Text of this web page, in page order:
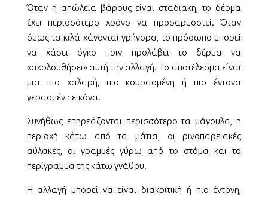
Όταν η απώλεια βάρους είναι σταδιακή, το δέρμα
έχει περισσότερο χρόνο να προσαρμοστεί. Όταν
όμως τα κιλά χάνονται γρήγορα, το πρόσωπο μπορεί
να χάσει όγκο πριν προλάβει το δέρμα να
«ακολουθήσει» αυτή την αλλαγή. Το αποτέλεσμα είναι
μια πιο χαλαρή, πιο κουρασμένη ή πιο έντονα
γερασμένη εικόνα.
Συνήθως επηρεάζονται περισσότερο τα μάγουλα, η
περιοχή κάτω από τα μάτια, οι ρινοπαρειακές
αύλακες, οι γραμμές γύρω από το στόμα και το
περίγραμμα της κάτω γνάθου.
Η αλλαγή μπορεί να είναι διακριτική ή πιο έντονη,